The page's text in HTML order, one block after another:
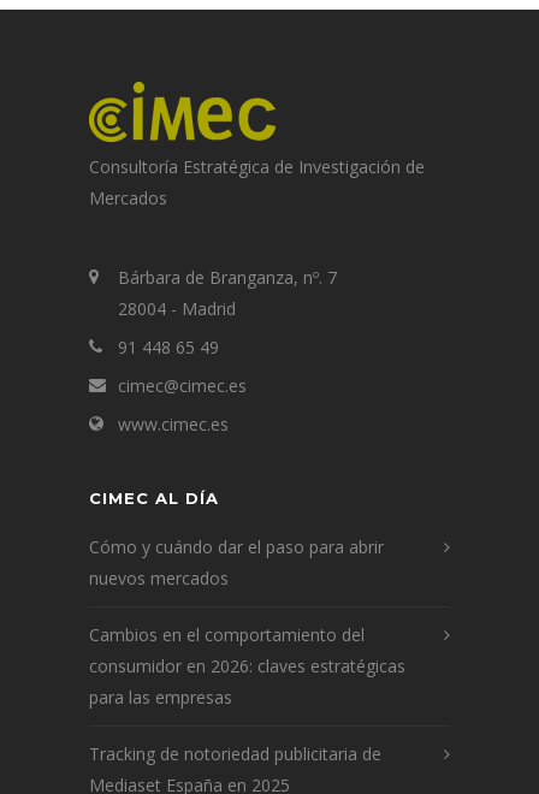
Consultoría Estratégica de Investigación de
Mercados
Bárbara de Branganza, nº. 7
28004 - Madrid
91 448 65 49
cimec@cimec.es
www.cimec.es
CIMEC AL DÍA
Cómo y cuándo dar el paso para abrir
nuevos mercados
Cambios en el comportamiento del
consumidor en 2026: claves estratégicas
para las empresas
Tracking de notoriedad publicitaria de
Mediaset España en 2025